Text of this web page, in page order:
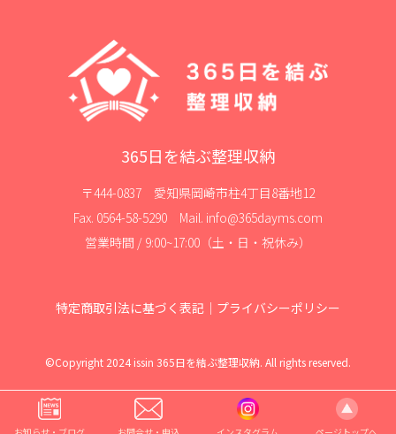
365日を結ぶ整理収納
〒444-0837 愛知県岡崎市柱4丁目8番地12
Fax. 0564-58-5290 Mail. info@365dayms.com
営業時間 / 9:00~17:00（土・日・祝休み）
特定商取引法に基づく表記 ｜ プライバシーポリシー
©Copyright 2024 issin 365日を結ぶ整理収納. All rights reserved.